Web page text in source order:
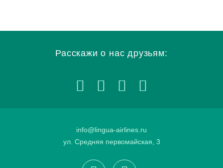
Расскажи о нас друзьям:
info@lingua-airlines.ru
ул. Средняя первомайская, 3